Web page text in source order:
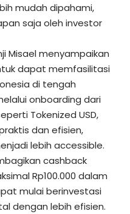
mudah dipahami,
saja oleh investor
Misael menyampaikan
dapat memfasilitasi
di tengah
onboarding dari
Tokenized USD,
dan efisien,
lebih accessible.
cashback
Rp100.000 dalam
mulai berinvestasi
dengan lebih efisien.